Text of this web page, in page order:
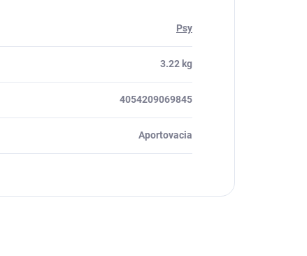
Psy
3.22 kg
4054209069845
Aportovacia